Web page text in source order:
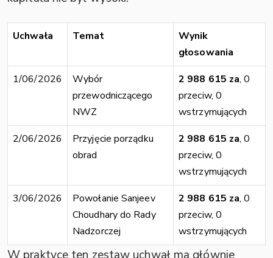
Uchwała Temat
Wynik
głosowania
1/06/2026
Wybór
przewodniczącego
NWZ
2 988 615 za, 0
przeciw, 0
wstrzymujących
2/06/2026
Przyjęcie porządku
obrad
2 988 615 za, 0
przeciw, 0
wstrzymujących
3/06/2026
Powołanie Sanjeev
Choudhary do Rady
Nadzorczej
2 988 615 za, 0
przeciw, 0
wstrzymujących